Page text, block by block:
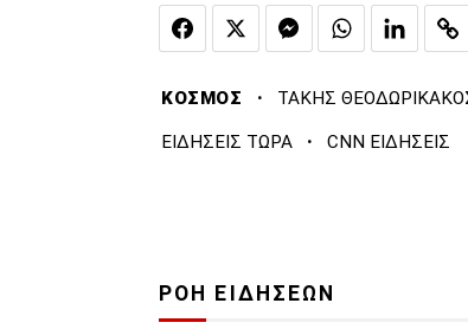
ΚΟΣΜΟΣ · ΤΑΚΗΣ
ΕΙΔΗΣΕΙΣ ΤΩΡΑ · CNN ΕΙΔΗΣΕΙΣ
ΡΟΗ ΕΙΔΗΣΕΩΝ